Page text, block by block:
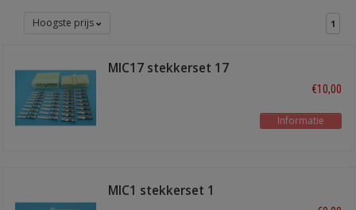
Hoogste prijs 1
MIC17 stekkerset 17
€10,00
Informatie
MIC1 stekkerset 1